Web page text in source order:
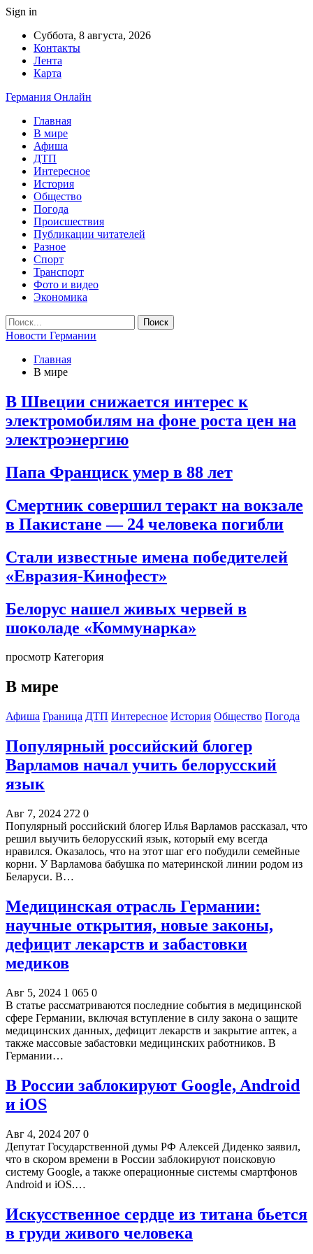
Sign in
Суббота, 8 августа, 2026
Контакты
Лента
Карта
Германия Онлайн
Главная
В мире
Афиша
ДТП
Интересное
История
Общество
Погода
Происшествия
Публикации читателей
Разное
Спорт
Транспорт
Фото и видео
Экономика
Новости Германии
Главная
В мире
В Швеции снижается интерес к
электромобилям на фоне роста цен на
электроэнергию
Папа Франциск умер в 88 лет
Смертник совершил теракт на вокзале
в Пакистане — 24 человека погибли
Стали известные имена победителей
«Евразия-Кинофест»
Белорус нашел живых червей в
шоколаде «Коммунарка»
просмотр Категория
В мире
Афиша Граница ДТП Интересное История Общество Погода
Популярный российский блогер
Варламов начал учить белорусский
язык
Авг 7, 2024 272 0
Популярный российский блогер Илья Варламов рассказал, что
решил выучить белорусский язык, который ему всегда
нравился. Оказалось, что на этот шаг его побудили семейные
корни. У Варламова бабушка по материнской линии родом из
Беларуси. В…
Медицинская отрасль Германии:
научные открытия, новые законы,
дефицит лекарств и забастовки
медиков
Авг 5, 2024 1 065 0
В статье рассматриваются последние события в медицинской
сфере Германии, включая вступление в силу закона о защите
медицинских данных, дефицит лекарств и закрытие аптек, а
также массовые забастовки медицинских работников. В
Германии…
В России заблокируют Google, Android
и iOS
Авг 4, 2024 207 0
Депутат Государственной думы РФ Алексей Диденко заявил,
что в скором времени в России заблокируют поисковую
систему Google, а также операционные системы смартфонов
Android и iOS.…
Искусственное сердце из титана бьется
в груди живого человека